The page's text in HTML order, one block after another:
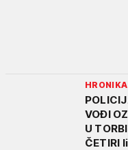
HRONIKA
VOĐI
U
ČETIRI